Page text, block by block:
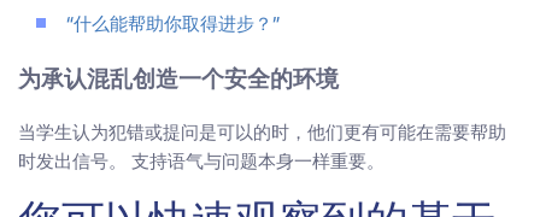
“什么能帮助你取得进步？”
为承认混乱创造一个安全的环境
当学生认为犯错或提问是可以的时，他们更有可能在需要帮助
时发出信号。 支持语气与问题本身一样重要。